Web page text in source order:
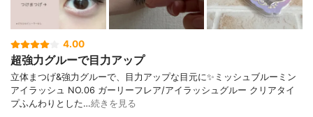
4.00
超強力グルーで目力アップ
立体まつげ&強力グルーで、目力アップな目元に✨⁡⁡ミッシュブルーミン
アイラッシュ NO.06 ガーリーフレア/アイラッシュグルー クリアタイ
プ⁡ふんわりとした…続きを見る